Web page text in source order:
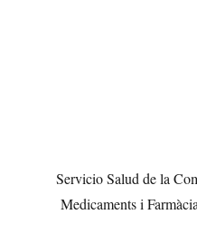
Servicio Salud de la
Medicaments i